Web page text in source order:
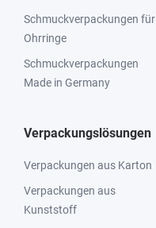
Schmuckverpackungen für
Ohrringe
Schmuckverpackungen
Made in Germany
Verpackungslösungen
Verpackungen aus Karton
Verpackungen aus
Kunststoff